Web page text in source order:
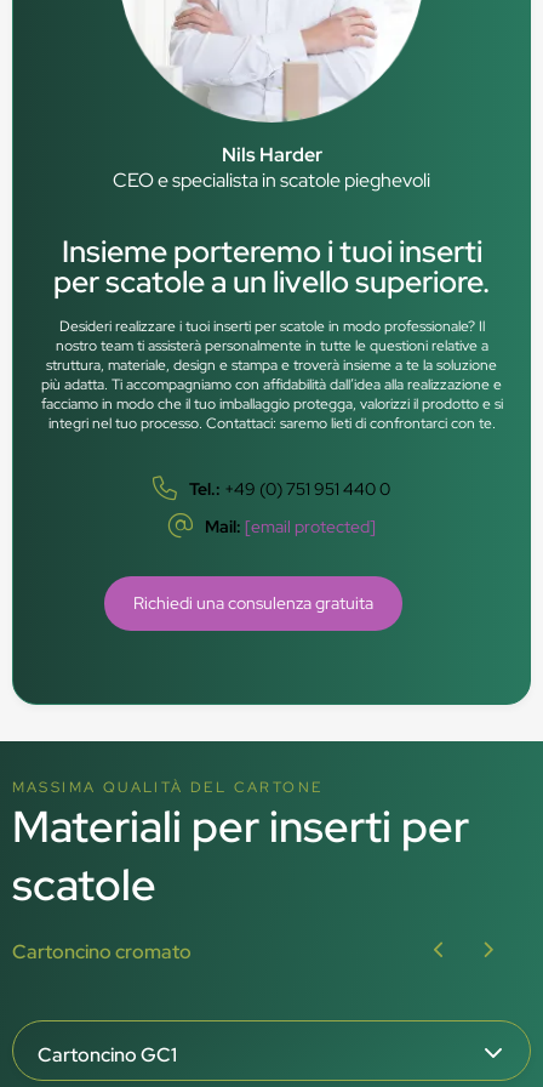
Nils Harder
CEO e specialista in scatole pieghevoli
Insieme porteremo i tuoi inserti
per scatole a un livello superiore.
Desideri realizzare i tuoi inserti per scatole in modo professionale? Il
nostro team ti assisterà personalmente in tutte le questioni relative a
struttura, materiale, design e stampa e troverà insieme a te la soluzione
più adatta. Ti accompagniamo con affidabilità dall’idea alla realizzazione e
facciamo in modo che il tuo imballaggio protegga, valorizzi il prodotto e si
integri nel tuo processo. Contattaci: saremo lieti di confrontarci con te.
Tel.: +49 (0) 751 951 440 0
Mail: [email protected]
Richiedi una consulenza gratuita
MASSIMA QUALITÀ DEL CARTONE
Materiali per inserti per
scatole
Cartoncino cromato
Cartoncino GC1